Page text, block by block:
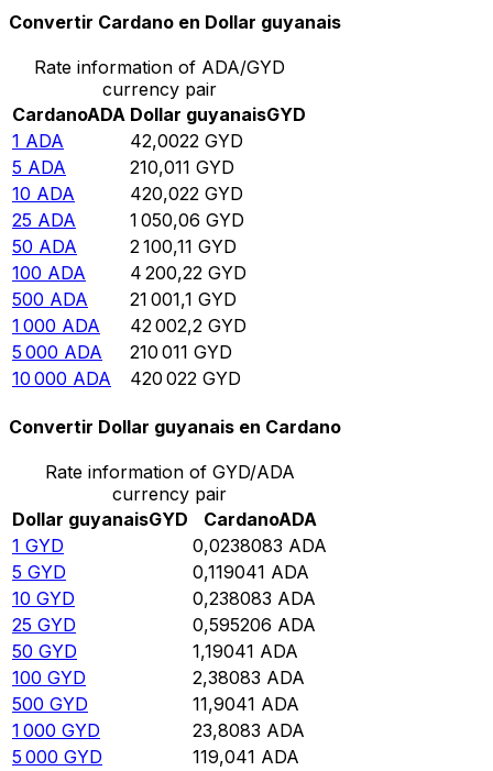
Convertir Cardano en Dollar guyanais
Rate information of ADA/GYD
currency pair
CardanoADA Dollar guyanaisGYD
1 ADA 42,0022 GYD
5 ADA 210,011 GYD
10 ADA 420,022 GYD
25 ADA 1 050,06 GYD
50 ADA 2 100,11 GYD
100 ADA 4 200,22 GYD
500 ADA 21 001,1 GYD
1 000 ADA 42 002,2 GYD
5 000 ADA 210 011 GYD
10 000 ADA 420 022 GYD
Convertir Dollar guyanais en Cardano
Rate information of GYD/ADA
currency pair
Dollar guyanaisGYD CardanoADA
1 GYD 0,0238083 ADA
5 GYD 0,119041 ADA
10 GYD 0,238083 ADA
25 GYD 0,595206 ADA
50 GYD 1,19041 ADA
100 GYD 2,38083 ADA
500 GYD 11,9041 ADA
1 000 GYD 23,8083 ADA
5 000 GYD 119,041 ADA